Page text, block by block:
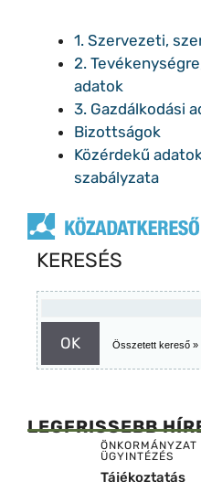
1. Szervezeti,
2.
adatok
3. Gazdálkodási
Bizottságok
Közérdekű
szabályzata
KERESÉS
Összetett kereső »
LEGFRISSEBB
ÖNKORMÁNYZAT
ÜGYINTÉZÉS
Tájékoztatás